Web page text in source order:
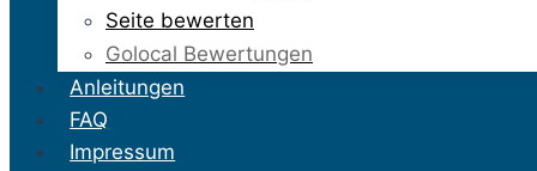
Seite bewerten
Golocal Bewertungen
Anleitungen
FAQ
Impressum